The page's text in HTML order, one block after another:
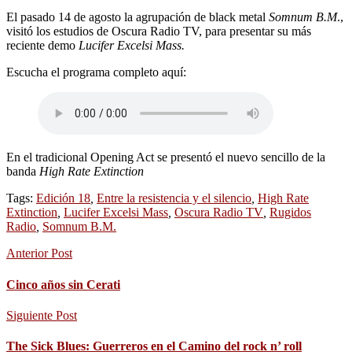
El pasado 14 de agosto la agrupación de black metal Somnum B.M.,
visitó los estudios de Oscura Radio TV, para presentar su más
reciente demo Lucifer Excelsi Mass.
Escucha el programa completo aquí:
En el tradicional Opening Act se presentó el nuevo sencillo de la
banda High Rate Extinction
Tags: Edición 18, Entre la resistencia y el silencio, High Rate
Extinction, Lucifer Excelsi Mass, Oscura Radio TV, Rugidos
Radio, Somnum B.M.
Anterior Post
Cinco años sin Cerati
Siguiente Post
The Sick Blues: Guerreros en el Camino del rock n’ roll